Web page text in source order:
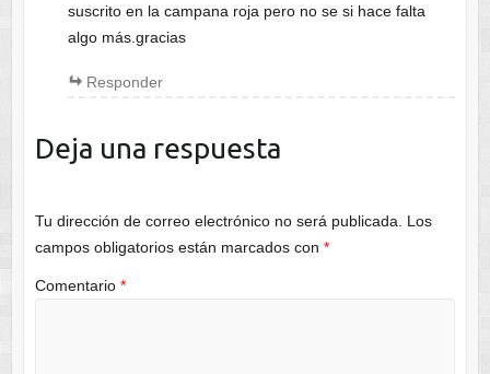
suscrito en la campana roja pero no se si hace falta
algo más.gracias
Responder
Deja una respuesta
Tu dirección de correo electrónico no será publicada.
Los
campos obligatorios están marcados con *
Comentario *